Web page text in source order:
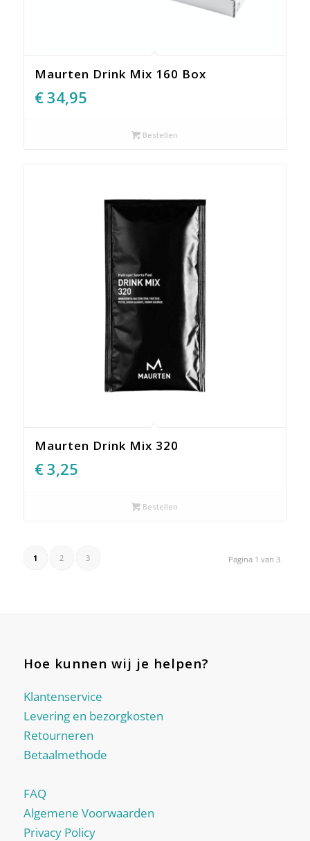
Maurten Drink Mix 160 Box
€34,95
Bestellen
Maurten Drink Mix 320
€3,25
Bestellen
Pagina 1 van 3
1 2 3
Hoe kunnen wij je helpen?
Klantenservice
Levering en bezorgkosten
Retourneren
Betaalmethode
FAQ
Algemene Voorwaarden
Privacy Policy